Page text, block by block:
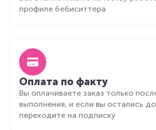
профиле бебиситтера
Оплата по факту
Вы оплачиваете заказ только
выполнения, и если вы остались
переходите на подписку